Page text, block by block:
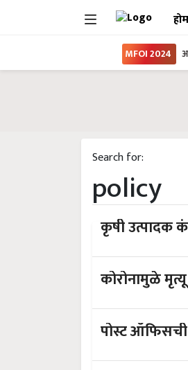
होम
MFOI 2024
Search for:
policy
कृषी उत्पादक
पोस्ट ऑफिसची